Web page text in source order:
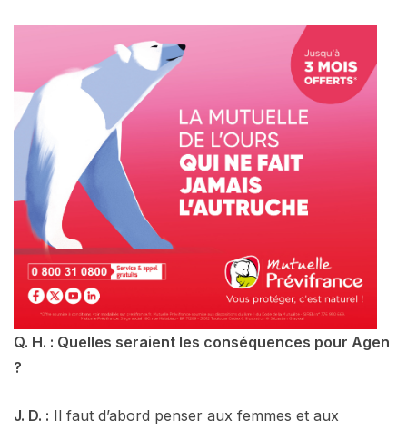
Q. H. : Quelles seraient les conséquences pour Agen
?
J. D. : Il faut d’abord penser aux femmes et aux